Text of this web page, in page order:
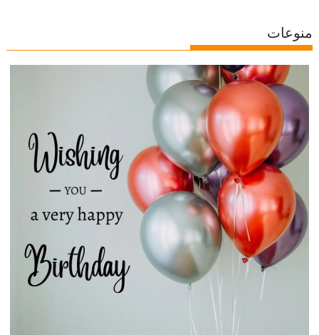
منوعات